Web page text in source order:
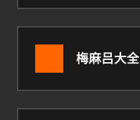
梅麻吕大全